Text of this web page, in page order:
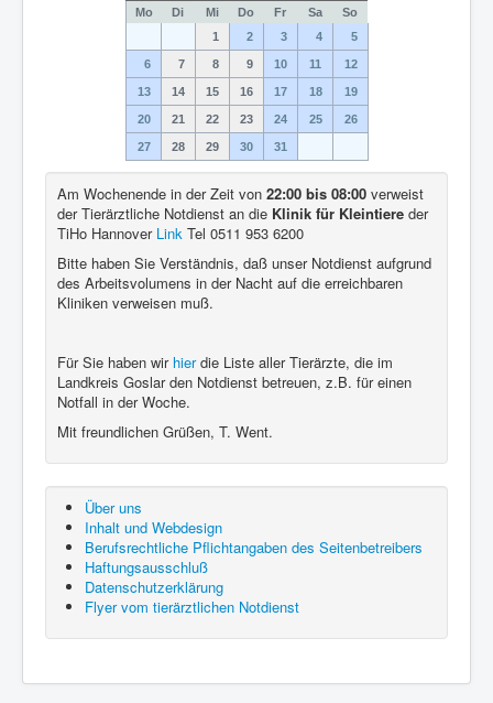
Mo Di Mi Do Fr Sa
So
1
2 3 4 5
6 7 8 9 10 11 12
13 14 15 16 17 18 19
20 21 22 23 24 25 26
27 28 29 30 31
Am Wochenende in der Zeit von 22:00 bis 08:00 verweist
der Tierärztliche Notdienst an die Klinik für Kleintiere der
TiHo Hannover Link Tel 0511 953 6200
Bitte haben Sie Verständnis, daß unser Notdienst aufgrund
des Arbeitsvolumens in der Nacht auf die erreichbaren
Kliniken verweisen muß.
Für Sie haben wir hierdie Liste aller Tierärzte, die im
Landkreis Goslar den Notdienst betreuen, z.B. für einen
Notfall in der Woche.
Mit freundlichen Grüßen, T. Went.
Über uns
Inhalt und Webdesign
Berufsrechtliche Pflichtangaben des Seitenbetreibers
Haftungsausschluß
Datenschutzerklärung
Flyer vom tierärztlichen Notdienst